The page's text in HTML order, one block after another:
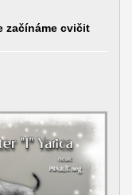
začínáme cvičit